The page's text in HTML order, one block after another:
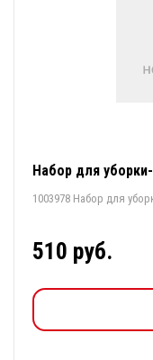
Набор для
1003978 Набор для
510 руб.